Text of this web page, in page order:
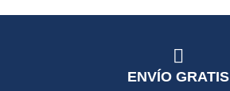
ENVÍO GRATIS